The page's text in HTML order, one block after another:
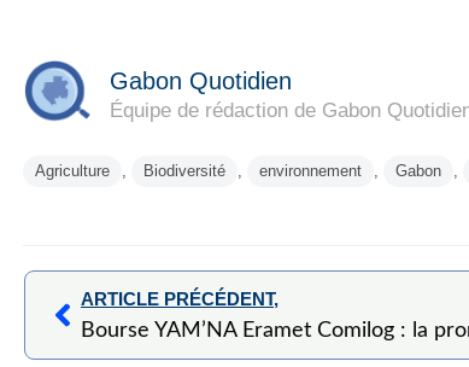
Gabon Quotidien
Équipe de rédaction de Gabon
Agriculture Biodiversité environnement Gabon
ARTICLE PRÉCÉDENT,